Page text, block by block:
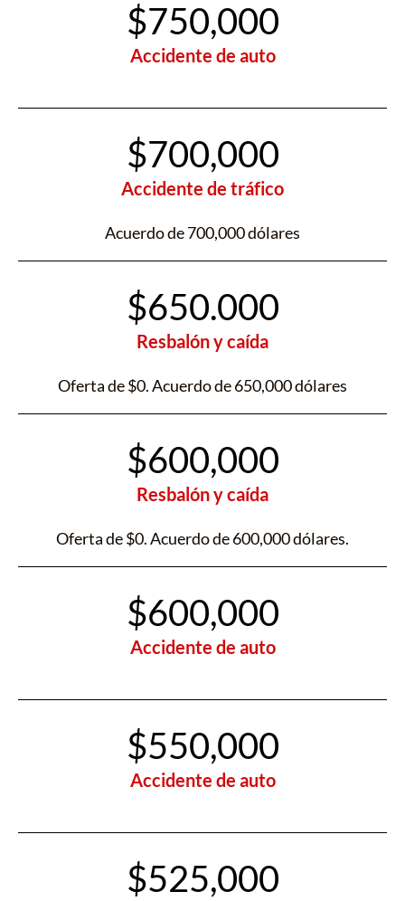
$750,000
Accidente de auto
$700,000
Accidente de tráfico
Acuerdo de 700,000 dólares
$650.000
Resbalón y caída
Oferta de $0. Acuerdo de 650,000 dólares
$600,000
Resbalón y caída
Oferta de $0. Acuerdo de 600,000 dólares.
$600,000
Accidente de auto
$550,000
Accidente de auto
$525,000